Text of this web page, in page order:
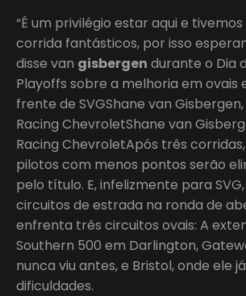
“É um privilégio estar aqui e
corrida fantásticos, por isso
disse van gisbergen durante o Dia
Playoffs sobre a melhoria em ovais
frente de SVGShane van
Racing ChevroletShane van
Racing ChevroletApós três
pilotos com menos pontos serão
pelo título. E, infelizmente para
circuitos de estrada na ronda de
enfrenta três circuitos ovais: A
Southern 500 em Darlington,
nunca viu antes, e Bristol, onde ele
dificuldades.